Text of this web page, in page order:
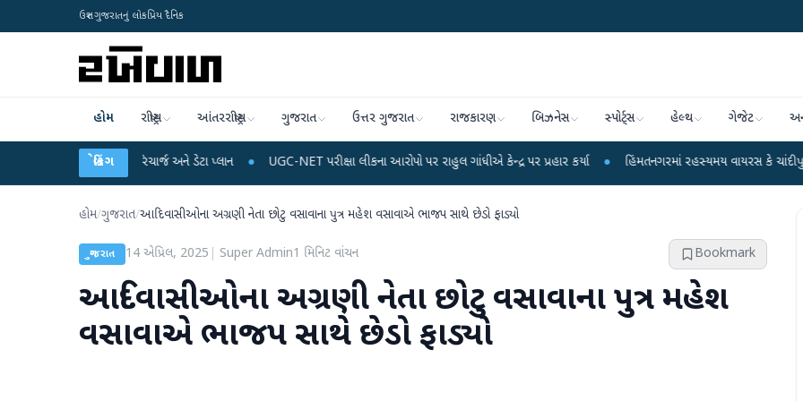
ઉત્તર ગુજરાતનું લોકપ્રિય દૈનિક
હોમ રાષ્ટ્રીય આંતરરાષ્ટ્રીય ગુજરાત ઉત્તર ગુજરાત રાજકારણ બિઝનેસ સ્પોર્ટ્સ હેલ્થ ગેજેટ
બ્રેકિંગ
રિચાર્જ અને ડેટા પ્લાન ● UGC-NET પરીક્ષા લીકના આરોપો પર રાહુલ ગાંધીએ કેન્દ્ર પર પ્રહાર કર્યા ● હિંમતનગરમાં રહસ્યમય વાયરસ કે ચાંદીપુરા? 6 બાળકોના
હોમ/ગુજરાત/આદિવાસીઓના અગ્રણી નેતા છોટુ વસાવાના પુત્ર મહેશ વસાવાએ ભાજપ સાથે છેડો ફાડ્યો
ગુજરાત 14 એપ્રિલ, 2025 Super Admin1 મિનિટ વાંચન Bookmark
આદિવાસીઓના અગ્રણી નેતા છોટુ વસાવાના પુત્ર મહેશ
વસાવાએ ભાજપ સાથે છેડો ફાડ્યો